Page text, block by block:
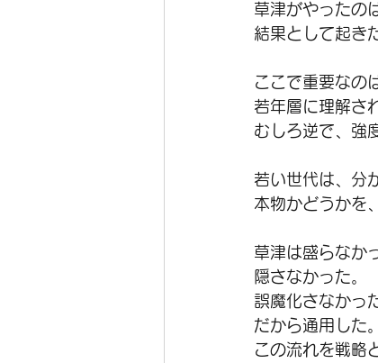
草津がやったの
結果として起き
ここで重要なの
若年層に理解さ
むしろ逆で、強
若い世代は、分
本物かどうかを
草津は盛らなか
隠さなかった。
誤魔化さなかっ
だから通用した。
この流れを戦略